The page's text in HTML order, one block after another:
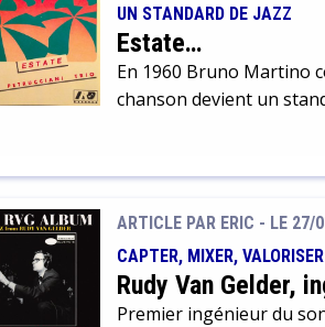
UN STANDARD DE JAZZ
Estate…
En 1960 Bruno Martino
chanson devient un
ARTICLE PAR ERIC - LE 27/
CAPTER, MIXER, VALORISER
Rudy Van Gelder,
Premier ingénieur du